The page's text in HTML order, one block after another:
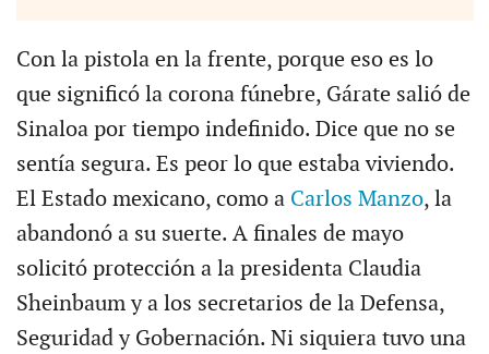
Con la pistola en la frente, porque eso es lo
que significó la corona fúnebre, Gárate salió de
Sinaloa por tiempo indefinido. Dice que no se
sentía segura. Es peor lo que estaba viviendo.
El Estado mexicano, como a Carlos Manzo, la
abandonó a su suerte. A finales de mayo
solicitó protección a la presidenta Claudia
Sheinbaum y a los secretarios de la Defensa,
Seguridad y Gobernación. Ni siquiera tuvo una